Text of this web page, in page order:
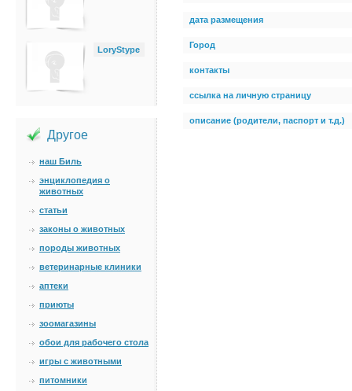
LoryStype
Другое
наш Биль
энциклопедия о
животных
статьи
законы о животных
породы животных
ветеринарные клиники
аптеки
приюты
зоомагазины
обои для рабочего стола
игры с животными
питомники
дата размещения
Город
контакты
ссылка на личную страницу
описание (родители, паспорт и т.д.)